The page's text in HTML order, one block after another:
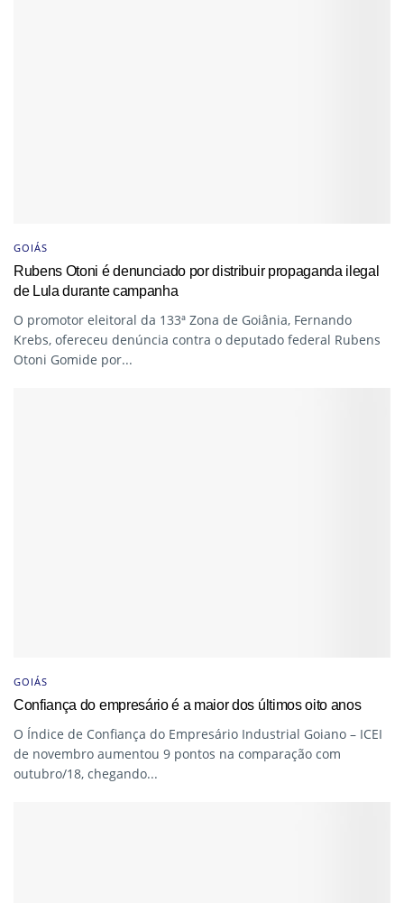
GOIÁS
Rubens Otoni é denunciado por distribuir propaganda ilegal
de Lula durante campanha
O promotor eleitoral da 133ª Zona de Goiânia, Fernando
Krebs, ofereceu denúncia contra o deputado federal Rubens
Otoni Gomide por...
GOIÁS
Confiança do empresário é a maior dos últimos oito anos
O Índice de Confiança do Empresário Industrial Goiano – ICEI
de novembro aumentou 9 pontos na comparação com
outubro/18, chegando...